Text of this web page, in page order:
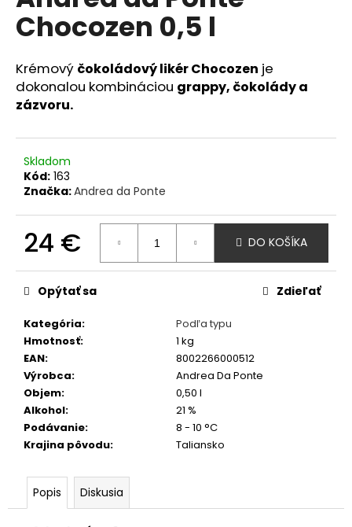
4,3
z
hviezdičiek.
Chocozen 0,5 l
Krémový čokoládový likér Chocozen je
dokonalou kombináciou grappy, čokolády a
zázvoru.
Skladom
Kód: 163
Značka:Andrea da Ponte
24 €
cena:
DO KOŠÍKA
Kategória:
Podľa typu
Hmotnosť:
1 kg
EAN:
8002266000512
Výrobca:
Andrea Da Ponte
Objem:
0,50 l
Alkohol:
21 %
Podávanie:
8 - 10 °C
Krajina pôvodu: Taliansko
Opýtať sa Zdieľať
Popis Diskusia
á
j
s
ť
?
O
d
p
ú
č
a
m
e
TAGARO
PRIMITIVO
IGP
0,75